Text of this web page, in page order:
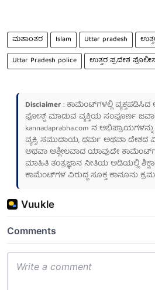
ಮತಾಂತರ Islam Uttar pradesh
Uttar Pradesh police
ಉತ್ತರ ಪ್ರದೇಶ
Disclaimer: ಕಾಮೆಂಟ್‌ಗಳಲ್ಲಿ
ಪೋಸ್ಟ್ ಮಾಡುವ ವ್ಯಕ್ತಿಯ ಸಂಪೂರ್ಣ
kannadaprabha.com ನ ಅಭಿಪ್ರಾಯಗಳನ್ನು
ವ್ಯಕ್ತಿ, ಸಮುದಾಯ, ಧರ್ಮ ಅಥವಾ ದೇಶದ
ಅಥವಾ ಅಶ್ಲೀಲವಾದ ಯಾವುದೇ
ಮಾಹಿತಿ ತಂತ್ರಜ್ಞಾನ ನೀತಿಯ ಅಡಿಯಲ್ಲಿ
ಕಾಮೆಂಟ್‌ಗಳ ವಿರುದ್ಧ ಸೂಕ್ತ ಕಾನೂನು ಕ್ರಮ